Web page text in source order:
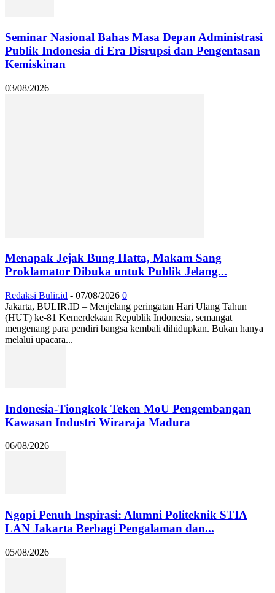
Seminar Nasional Bahas Masa Depan Administrasi
Publik Indonesia di Era Disrupsi dan Pengentasan
Kemiskinan
03/08/2026
Menapak Jejak Bung Hatta, Makam Sang
Proklamator Dibuka untuk Publik Jelang...
Redaksi Bulir.id - 07/08/2026 0
Jakarta, BULIR.ID – Menjelang peringatan Hari Ulang Tahun
(HUT) ke-81 Kemerdekaan Republik Indonesia, semangat
mengenang para pendiri bangsa kembali dihidupkan. Bukan hanya
melalui upacara...
Indonesia-Tiongkok Teken MoU Pengembangan
Kawasan Industri Wiraraja Madura
06/08/2026
Ngopi Penuh Inspirasi: Alumni Politeknik STIA
LAN Jakarta Berbagi Pengalaman dan...
05/08/2026